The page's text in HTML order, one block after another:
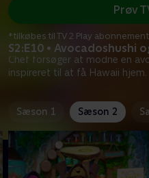
S2:E10 • Avocadoshushi
Chef forsøger at modne en
inspireret til at få Hawaii hjem.
Prøv
*tilkøbes til TV 2 Play abonnement
Sæson 1 Sæson 2